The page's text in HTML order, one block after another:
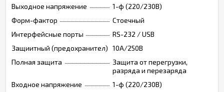
Выходное напряжение
1-ф (220/230В)
Форм-фактор
Стоечный
Интерфейсные порты
RS-232 / USB
Защиитный (предохранител) 10А/250В
Полная защита
Защита от перегрузки,
разряда и перезаряда
Входное напряжение
1-ф (220/230В)